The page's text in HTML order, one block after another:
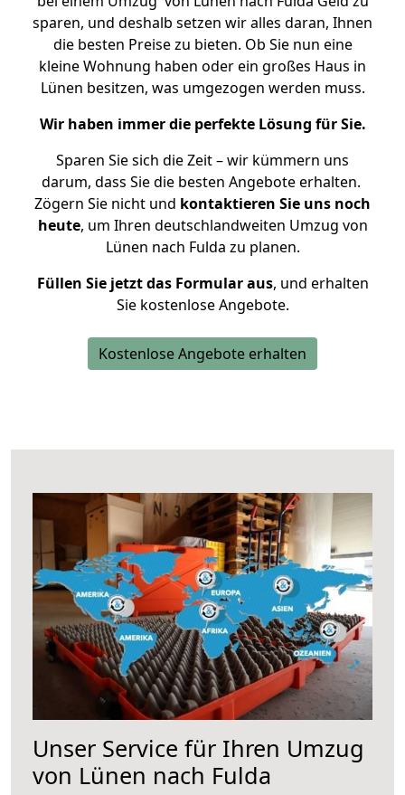
sparen, und deshalb setzen wir alles daran, Ihnen
die besten Preise zu bieten. Ob Sie nun eine
kleine Wohnung haben oder ein großes Haus in
Lünen besitzen, was umgezogen werden muss.
Wir haben immer die perfekte Lösung für Sie.
Sparen Sie sich die Zeit – wir kümmern uns
darum, dass Sie die besten Angebote erhalten.
Zögern Sie nicht und kontaktieren Sie uns noch
heute, um Ihren deutschlandweiten Umzug von
Lünen nach Fulda zu planen.
Füllen Sie jetzt das Formular aus, und erhalten
Sie kostenlose Angebote.
Kostenlose Angebote erhalten
Unser Service für Ihren Umzug
von Lünen nach Fulda